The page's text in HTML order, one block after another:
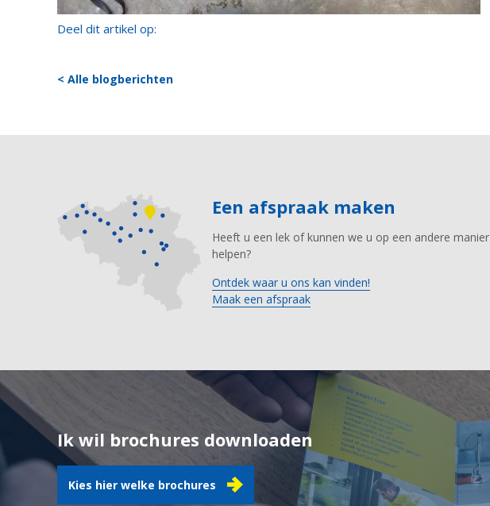
Deel dit artikel op:
< Alle blogberichten
Een afspraak maken
Heeft u een lek of kunnen we u op een andere manier
helpen?
Ontdek waar u ons kan vinden!
Maak een afspraak
Ik wil brochures downloaden
Kies hier welke brochures